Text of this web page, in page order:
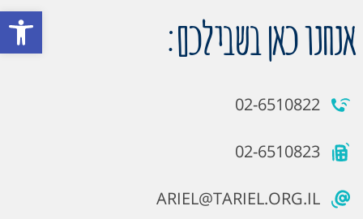
פתח אנחנו כאן בשבילכם:
02-6510822
02-6510823
ARIEL@TARIEL.ORG.IL